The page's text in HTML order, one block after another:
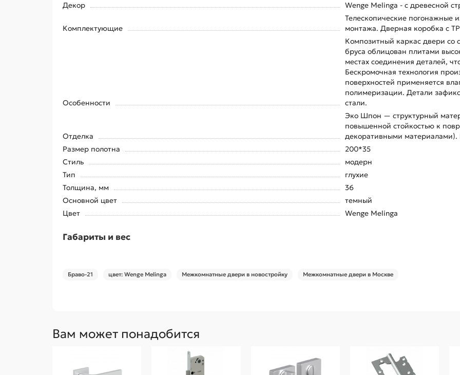
Декор
Wenge Melinga - с древесной
Комплектующие
Телескопические погонажные
монтажа. Дверная коробка с
Особенности
Композитный каркас двери со
бруса облицован плитами
местах соединения деталей,
Бескромочная технология
поверхностей применяется
полимеризации. Детали
стали.
Отделка
Эко Шпон — структурный
повышенной стойкостью к
декоративными материалами).
Размер полотна
200*35
Стиль
модерн
Тип
глухие
Толщина, мм
36
Основной цвет
темный
Цвет
Wenge Melinga
Габариты и вес
Браво-21 цвет: Wenge Melinga Межкомнатные двери в новостройку Межкомнатные двери в Москве
Вам может понадобится